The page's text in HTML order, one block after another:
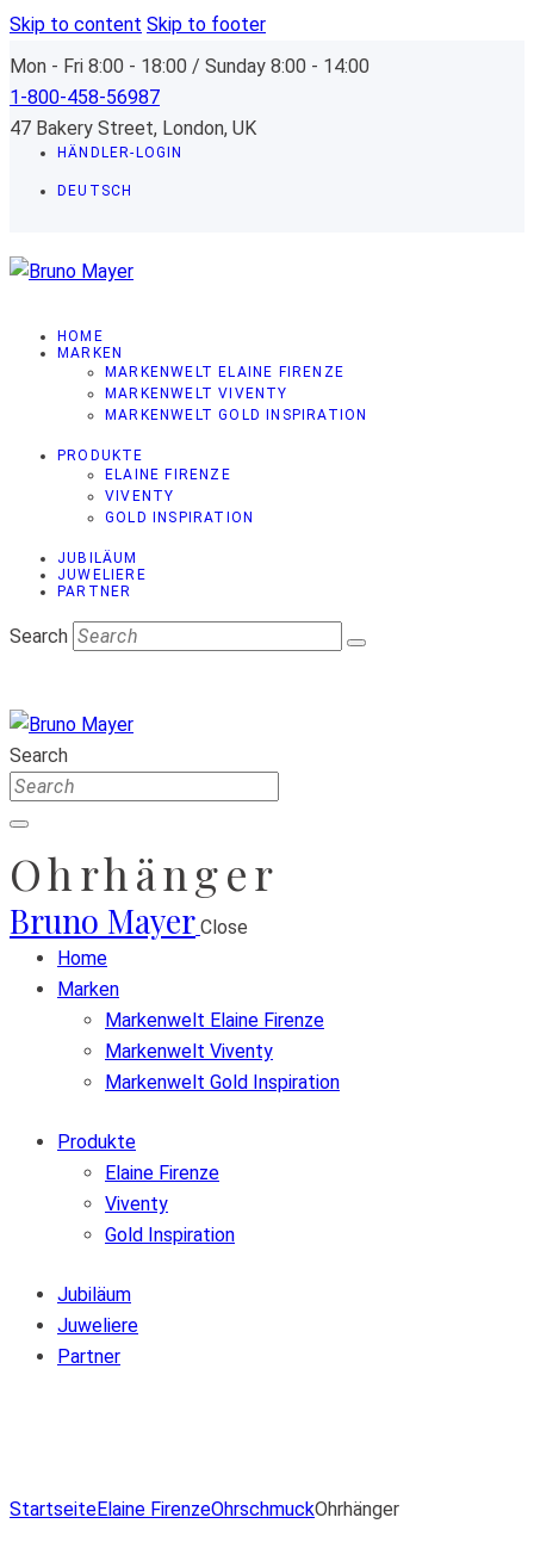
Skip to content Skip to footer
Mon - Fri 8:00 - 18:00 / Sunday 8:00 - 14:00
1-800-458-56987
47 Bakery Street, London, UK
HÄNDLER-LOGIN
DEUTSCH
HOME
MARKEN
MARKENWELT ELAINE FIRENZE
MARKENWELT VIVENTY
MARKENWELT GOLD INSPIRATION
PRODUKTE
ELAINE FIRENZE
VIVENTY
GOLD INSPIRATION
JUBILÄUM
JUWELIERE
PARTNER
Search
Search
Ohrhänger
Bruno Mayer Close
Home
Marken
Markenwelt Elaine Firenze
Markenwelt Viventy
Markenwelt Gold Inspiration
Produkte
Elaine Firenze
Viventy
Gold Inspiration
Jubiläum
Juweliere
Partner
StartseiteElaine FirenzeOhrschmuckOhrhänger